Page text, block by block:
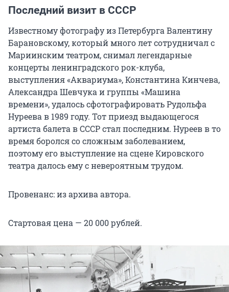
Последний визит в СССР
Известному фотографу из Петербурга Валентину
Барановскому, который много лет сотрудничал с
Мариинским театром, снимал легендарные
концерты ленинградского рок-клуба,
выступления «Аквариума», Константина Кинчева,
Александра Шевчука и группы «Машина
времени», удалось сфотографировать Рудольфа
Нуреева в 1989 году. Тот приезд выдающегося
артиста балета в СССР стал последним. Нуреев в то
время боролся со сложным заболеванием,
поэтому его выступление на сцене Кировского
театра далось ему с невероятным трудом.
Провенанс: из архива автора.
Стартовая цена — 20 000 рублей.